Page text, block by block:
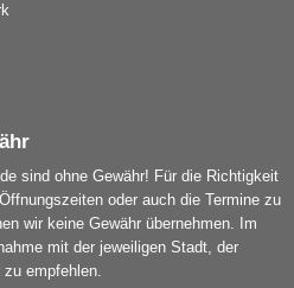
sind ohne Gewähr! Für die Richtigkeit
oder auch die Termine zu
wir keine Gewähr übernehmen. Im
mit der jeweiligen Stadt, der
zu empfehlen.